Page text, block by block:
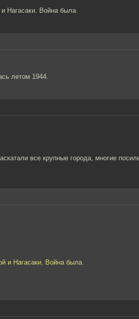
Нагасаки. Война была.
летом 1944.
все крупные города, многие
и Нагасаки. Война была.